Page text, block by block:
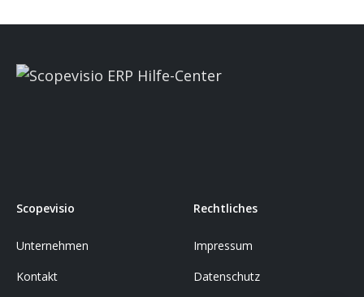
Scopevisio
Unternehmen
Kontakt
Rechtliches
Impressum
Datenschutz